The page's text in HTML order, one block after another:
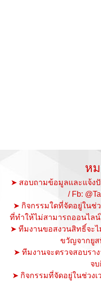
ห
➤ สอบถามข้อมูลและแจ้ง
/ Fb:
➤ กิจกรรมใดที่จัดอยู่ในช่ว
ที่ทำให้ไม่สามารถออนไลน์
➤ ทีมงานขอสงวนสิทธิ์จะ
ขวัญจากยูส
➤ ทีมงานจะตรวจสอบรา
จ
➤ กิจกรรมที่จัดอยู่ในช่วงเ